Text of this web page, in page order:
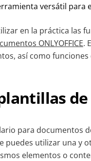
versátil para
en la práctica las
ONLYOFFICE.
así como
para documentos
utilizar una y
elementos o